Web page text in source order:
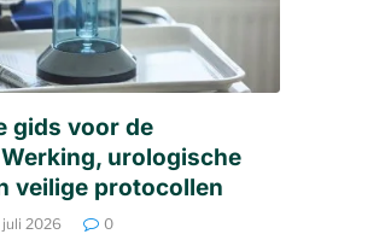
gids voor de
urologische
veilige protocollen
juli 2026 0